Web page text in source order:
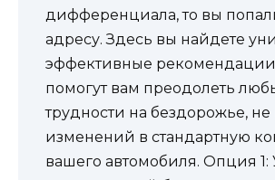
дифференциала, то вы
адресу. Здесь вы найдете
эффективные
помогут вам преодолеть
трудности на бездорожье, не
изменений в стандартную
вашего автомобиля. Опция 1: